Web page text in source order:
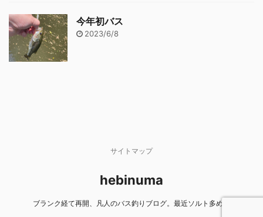
今年初バス
2023/6/8
サイトマップ
hebinuma
ブランク経て再開、凡人のバス釣りブログ。最近ソルト多め。